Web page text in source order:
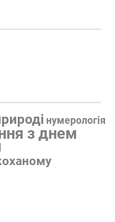
нумерологія
з днем